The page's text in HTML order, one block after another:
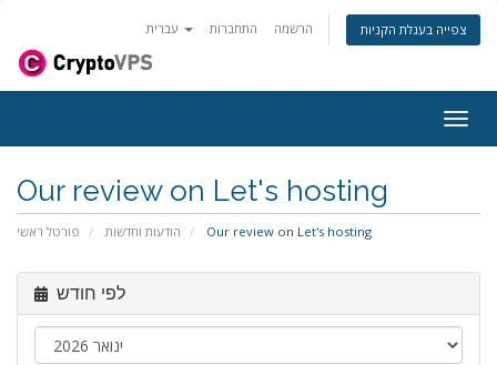
התחברות הרשמה צפייה בעגלת הקניות
ניווט
Our review on Let's hosting
פורטל ראשי הודעות וחדשות Our review on Let's hosting
לפי חודש